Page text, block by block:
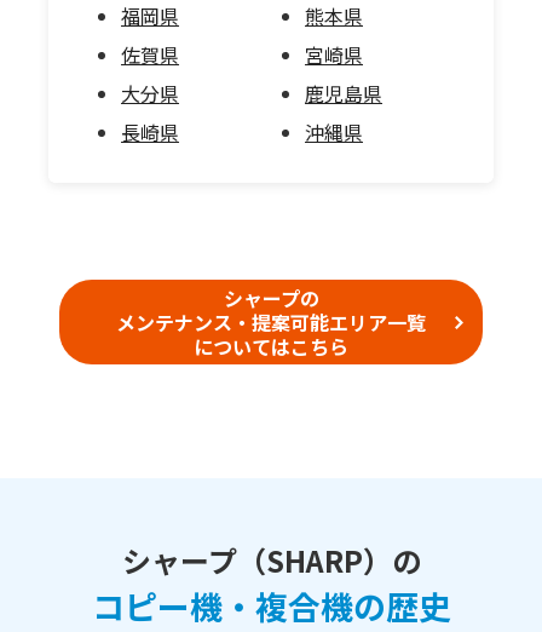
福岡県
佐賀県
大分県
長崎県
熊本県
宮崎県
鹿児島県
沖縄県
シャープの
メンテナンス・提案可能エリア一覧
についてはこちら
シャープ（SHARP）の
コピー機・複合機の歴史